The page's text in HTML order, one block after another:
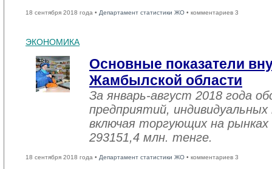
18 сентября 2018 года • Департамент статистики ЖО • комментариев 3
ЭКОНОМИКА
Основные показатели
Жамбылской области
За январь-август 2018 года
предприятий,
включая торгующих на рынках
293151,4 млн. тенге.
18 сентября 2018 года • Департамент статистики ЖО • комментариев 3